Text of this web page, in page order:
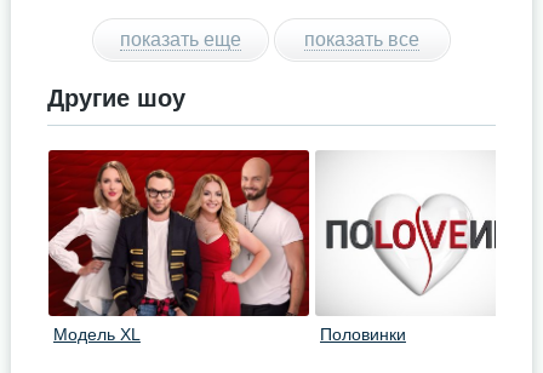
показать еще показать все
Другие шоу
Модель XL Половинки